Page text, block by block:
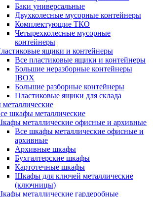
Баки универсальные
Двухколесные мусорные контейнеры
Комплектующие ТКО
Четырехколесные мусорные
контейнеры
ящики и контейнеры
Все пластиковые ящики и контейнеры
Большие неразборные контейнеры
IBOX
Большие разборные контейнеры
Пластиковые ящики для склада
шкафы металлические
металлические офисные и архивные
Все шкафы металлические офисные и
архивные
Архивные шкафы
Бухгалтерские шкафы
Картотечные шкафы
Шкафы для ключей металлические
(ключницы)
металлические гардеробные